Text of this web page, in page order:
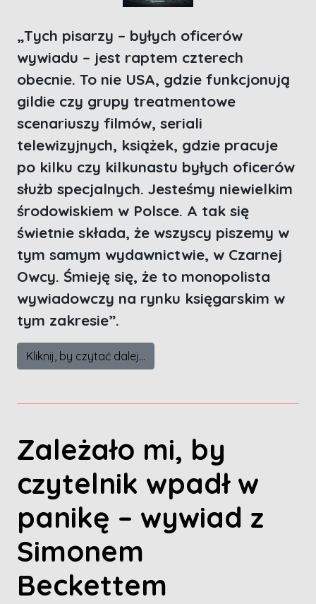
„Tych pisarzy – byłych oficerów
wywiadu – jest raptem czterech
obecnie. To nie USA, gdzie funkcjonują
gildie czy grupy treatmentowe
scenariuszy filmów, seriali
telewizyjnych, książek, gdzie pracuje
po kilku czy kilkunastu byłych oficerów
służb specjalnych. Jesteśmy niewielkim
środowiskiem w Polsce. A tak się
świetnie składa, że wszyscy piszemy w
tym samym wydawnictwie, w Czarnej
Owcy. Śmieję się, że to monopolista
wywiadowczy na rynku księgarskim w
tym zakresie”.
Kliknij, by czytać dalej...
Zależało mi, by
czytelnik wpadł w
panikę – wywiad z
Simonem
Beckettem